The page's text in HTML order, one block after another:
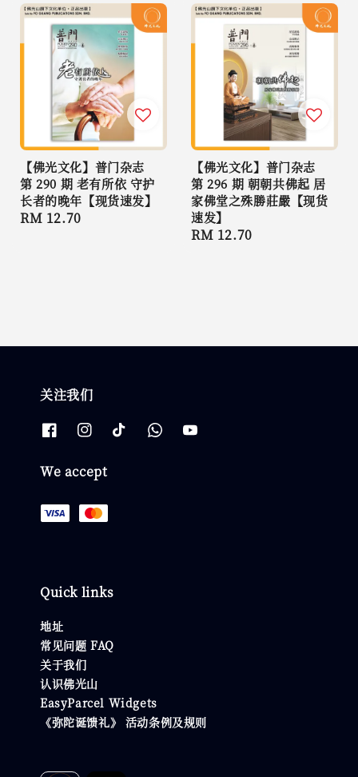
【佛光文化】普门杂志
第 290 期 老有所依 守护
长者的晚年【现货速发】
Regular
RM 12.70
【佛光文化】普门杂志
第 296 期 朝朝共佛起 居
家佛堂之殊勝莊嚴【现货
速发】
Regular
RM 12.70
关注我们
We accept
Quick links
地址
常见问题 FAQ
关于我们
认识佛光山
EasyParcel Widgets
《弥陀诞馈礼》 活动条例及规则